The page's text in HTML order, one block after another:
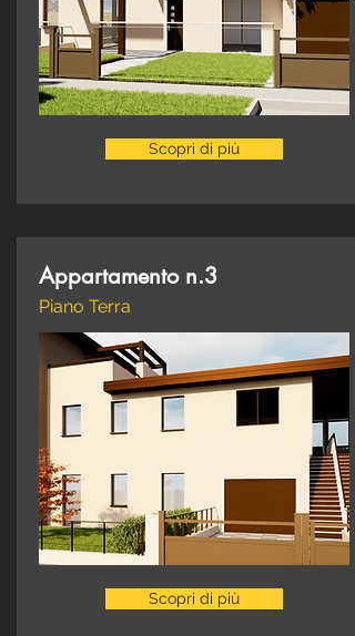
Scopri di più
Appartamento n.3
Piano Terra
Scopri di più